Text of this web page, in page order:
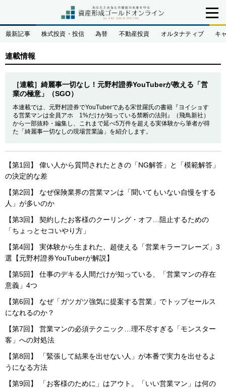
最新記事 株式投資・投信 為替 不動産投資 オルタナティブ キ
連載情報
［連載］綺麗事一切なし！元野村證券YouTuberが教える「営
業の極意」（SGO）
本連載では、元野村證券でYouTuberである宋世羅氏の書籍『ヨイショす
る営業マンは全員アホ 1%だけが知っている禁断の法則』（飛鳥新社）
から一部抜粋・編集し、これまで延べ5万件を超える実体験から筆者が得
た「綺麗事一切なしの現場営業論」を紹介します。
【第1回】 偉い人から質問されたときの「NG解答」と「模範解答」
の決定的な差
【第2回】 なぜ保険業界の営業マンは「聞いてもいない自慢をする
人」が多いのか
【第3回】 契約したお客様のクーリング・オフ…阻止するための
「ちょっとセコいやり方」
【第4回】 実体験から生まれた、超使える「営業キラーフレーズ」3
選【元野村證券YouTuberが解説】
【第5回】 仕事のデキる人間だけが知っている、「営業マンの存在
意義」4つ
【第6回】 なぜ「ガツガツ強気に提案する営業」でトップセールス
になれるのか？
【第7回】 営業マンの必須テクニック…理不尽すぎる「モンスター
客」への対処法
【第8回】 「緊張して結果を出せない人」が本番で実力を出せるよ
うになる方法
【第9回】 「お客様のために」はアウト。「いい営業マン」は何の